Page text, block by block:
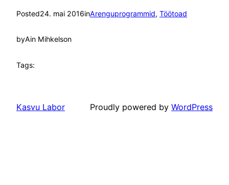
Posted24. mai 2016inArenguprogrammid, Töötoad
byAin Mihkelson
Tags:
Kasvu Labor Proudly powered by WordPress